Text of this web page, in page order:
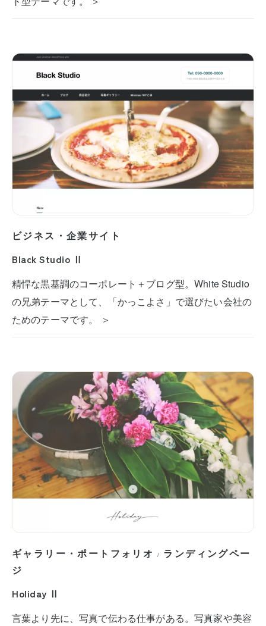
ビジネス・企業サイト
Black Studio Ⅱ
精悍な黒基調のコーポレート＋ブログ型。White Studio
の兄弟テーマとして、「かっこよさ」で選びたい会社の
ためのテーマです。 ＞
ギャラリー・ポートフォリオ / ランディングペー
ジ
Holiday Ⅱ
言葉より先に、写真で伝わる仕事がある。写真家や美容